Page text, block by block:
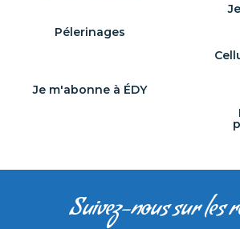
Pélerinages
Je m'abonne à ÉDY
Suivez-nous sur les